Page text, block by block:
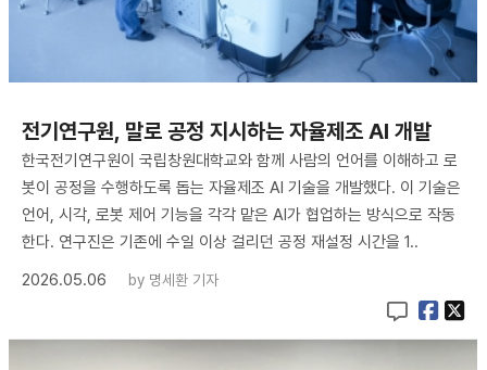
전기연구원, 말로 공정 지시하는 자율제조 AI 개발
한국전기연구원이 국립창원대학교와 함께 사람의 언어를 이해하고 로
봇이 공정을 수행하도록 돕는 자율제조 AI 기술을 개발했다. 이 기술은
언어, 시각, 로봇 제어 기능을 각각 맡은 AI가 협업하는 방식으로 작동
한다. 연구진은 기존에 수일 이상 걸리던 공정 재설정 시간을 1..
2026.05.06
by 명세환 기자